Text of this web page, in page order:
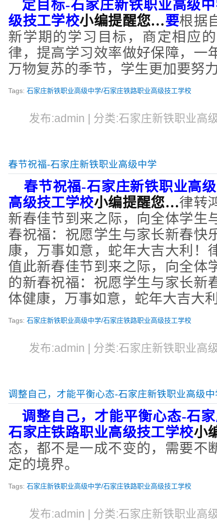
定目标-石家庄新铁职业高级
级技工学校小编提醒您…要根据
新学期的学习目标，商定相应
律，提高学习效率做好保障， 一
万物复苏的季节，学生更加要努
Tags:石家庄新铁职业高级中学/石家庄铁路职业高级技工学校
发布:admin | 分类:石家庄新铁职业高
春节祝福-石家庄新铁职业高级中学
春节祝福-石家庄新铁职业高
高级技工学校小编提醒您…律转
新春佳节到来之际，向全体学生
春祝福：祝愿学生与家长新春快
康，万事如意，蛇年大吉大利！
值此新春佳节到来之际，向全体
的新春祝福：祝愿学生与家长新
体健康，万事如意，蛇年大吉大
Tags:石家庄新铁职业高级中学/石家庄铁路职业高级技工学校
发布:admin | 分类:石家庄新铁职业高
调整自己，才能平衡心态-石家庄新铁职业高级
调整自己，才能平衡心态-石
石家庄铁路职业高级技工学校小
态，都不是一成不变的，需要不
定的境界。
Tags:石家庄新铁职业高级中学/石家庄铁路职业高级技工学校
发布:admin | 分类:石家庄新铁职业高